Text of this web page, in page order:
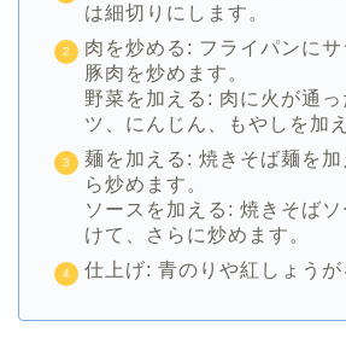
は細切りにします。
肉を炒める: フライパンにサ
豚肉を炒めます。
野菜を加える: 肉に火が通
ツ、にんじん、もやしを加
麺を加える: 焼きそば麺を
ら炒めます。
ソースを加える: 焼きそば
けて、さらに炒めます。
仕上げ: 青のりや紅しょうが